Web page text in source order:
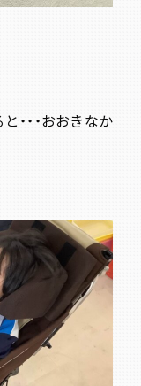
・・・おおきなか